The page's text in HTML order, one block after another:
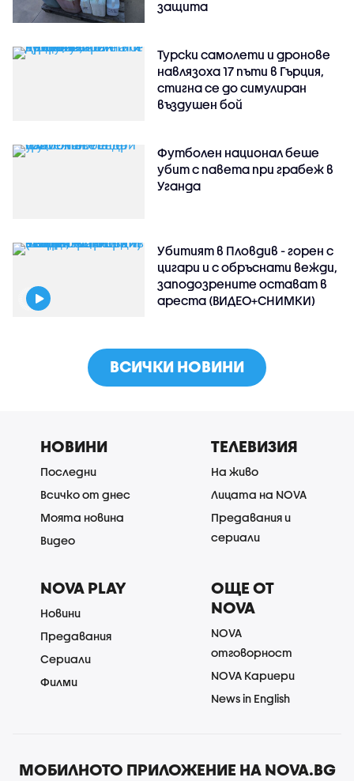
защита
Турски самолети и дронове
навлязоха 17 пъти в Гърция,
стигна се до симулиран
въздушен бой
Футболен национал беше
убит с павета при грабеж в
Уганда
Убитият в Пловдив - горен с
цигари и с обръснати вежди,
заподозрените остават в
ареста (ВИДЕО+СНИМКИ)
ВСИЧКИ НОВИНИ
НОВИНИ
Последни
Всичко от днес
Моята новина
Видео
ТЕЛЕВИЗИЯ
На живо
Лицата на NOVA
Предавания и
сериали
NOVA PLAY
Новини
Предавания
Сериали
Филми
ОЩЕ ОТ
NOVA
NOVA
отговорност
NOVA Кариери
News in English
МОБИЛНОТО ПРИЛОЖЕНИЕ НА NOVA.BG